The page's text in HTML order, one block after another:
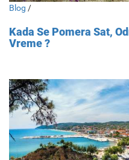
Blog /
Kada Se Pomera Sat,
Vreme ?